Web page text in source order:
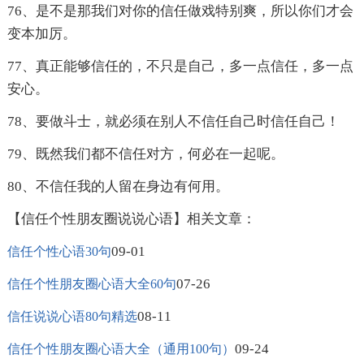
76、是不是那我们对你的信任做戏特别爽，所以你们才会
变本加厉。
77、真正能够信任的，不只是自己，多一点信任，多一点
安心。
78、要做斗士，就必须在别人不信任自己时信任自己！
79、既然我们都不信任对方，何必在一起呢。
80、不信任我的人留在身边有何用。
【信任个性朋友圈说说心语】相关文章：
信任个性心语30句09-01
信任个性朋友圈心语大全60句07-26
信任说说心语80句精选08-11
信任个性朋友圈心语大全（通用100句） 09-24